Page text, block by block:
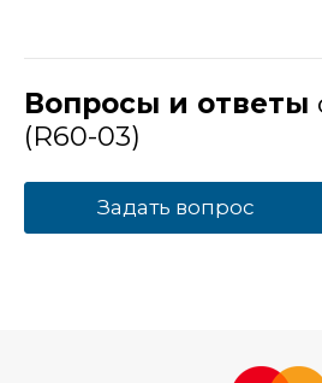
Вопросы и ответы
(R60-03)
Задать вопрос